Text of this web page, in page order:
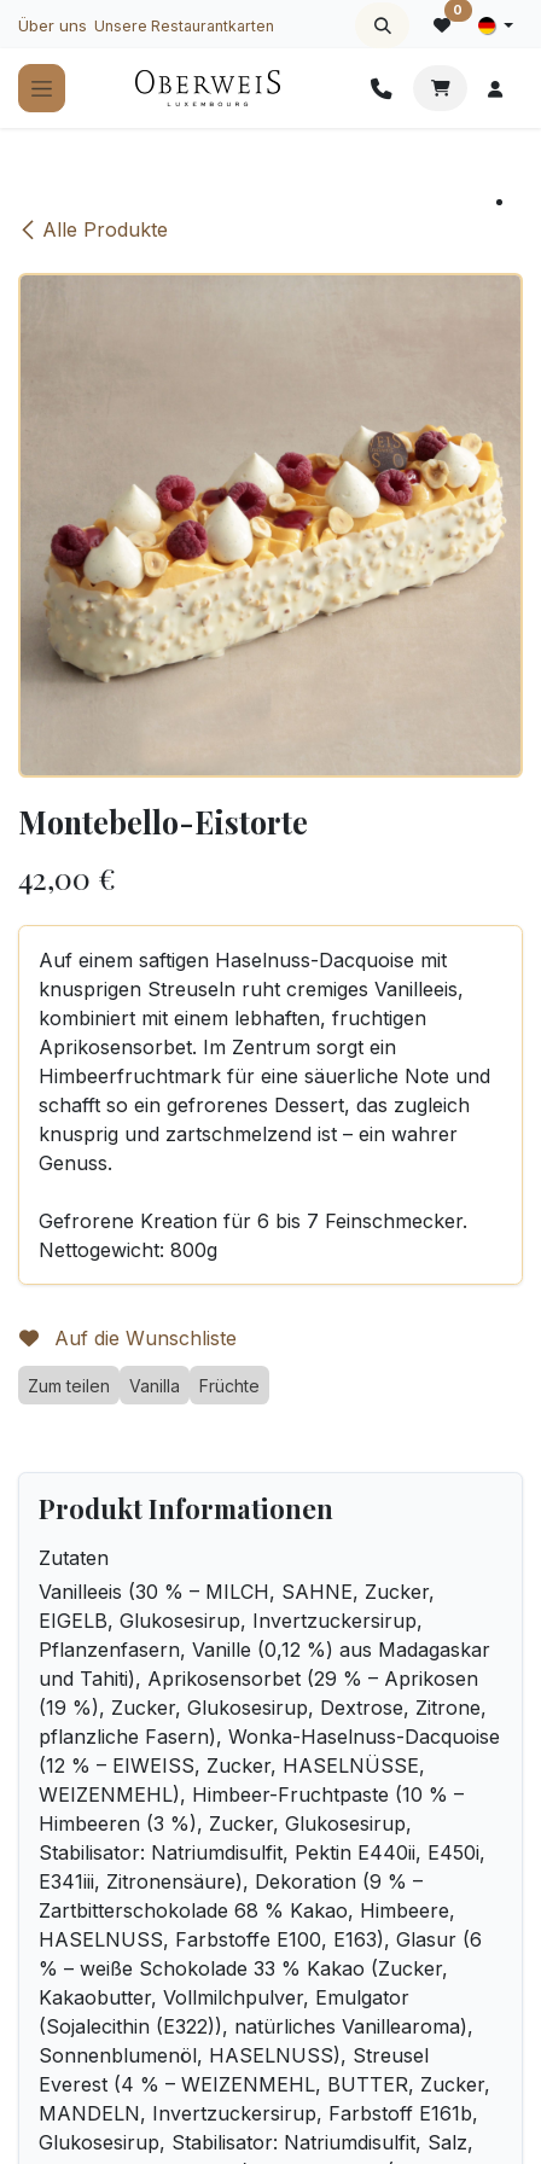
Zum Inhalt springen
Über uns Unsere Restaurantkarten
0
Alle Produkte
Montebello-Eistorte
42,00 €
Auf einem saftigen Haselnuss-Dacquoise mit
knusprigen Streuseln ruht cremiges Vanilleeis,
kombiniert mit einem lebhaften, fruchtigen
Aprikosensorbet. Im Zentrum sorgt ein
Himbeerfruchtmark für eine säuerliche Note und
schafft so ein gefrorenes Dessert, das zugleich
knusprig und zartschmelzend ist – ein wahrer
Genuss.
Gefrorene Kreation für 6 bis 7 Feinschmecker.
Nettogewicht: 800g
Auf die Wunschliste
Zum teilen Vanilla Früchte
Produkt Informationen
Zutaten
Vanilleeis (30 % – MILCH, SAHNE, Zucker,
EIGELB, Glukosesirup, Invertzuckersirup,
Pflanzenfasern, Vanille (0,12 %) aus Madagaskar
und Tahiti), Aprikosensorbet (29 % – Aprikosen
(19 %), Zucker, Glukosesirup, Dextrose, Zitrone,
pflanzliche Fasern), Wonka-Haselnuss-Dacquoise
(12 % – EIWEISS, Zucker, HASELNÜSSE,
WEIZENMEHL), Himbeer-Fruchtpaste (10 % –
Himbeeren (3 %), Zucker, Glukosesirup,
Stabilisator: Natriumdisulfit, Pektin E440ii, E450i,
E341iii, Zitronensäure), Dekoration (9 % –
Zartbitterschokolade 68 % Kakao, Himbeere,
HASELNUSS, Farbstoffe E100, E163), Glasur (6
% – weiße Schokolade 33 % Kakao (Zucker,
Kakaobutter, Vollmilchpulver, Emulgator
(Sojalecithin (E322)), natürliches Vanillearoma),
Sonnenblumenöl, HASELNUSS), Streusel
Everest (4 % – WEIZENMEHL, BUTTER, Zucker,
MANDELN, Invertzuckersirup, Farbstoff E161b,
Glukosesirup, Stabilisator: Natriumdisulfit, Salz,